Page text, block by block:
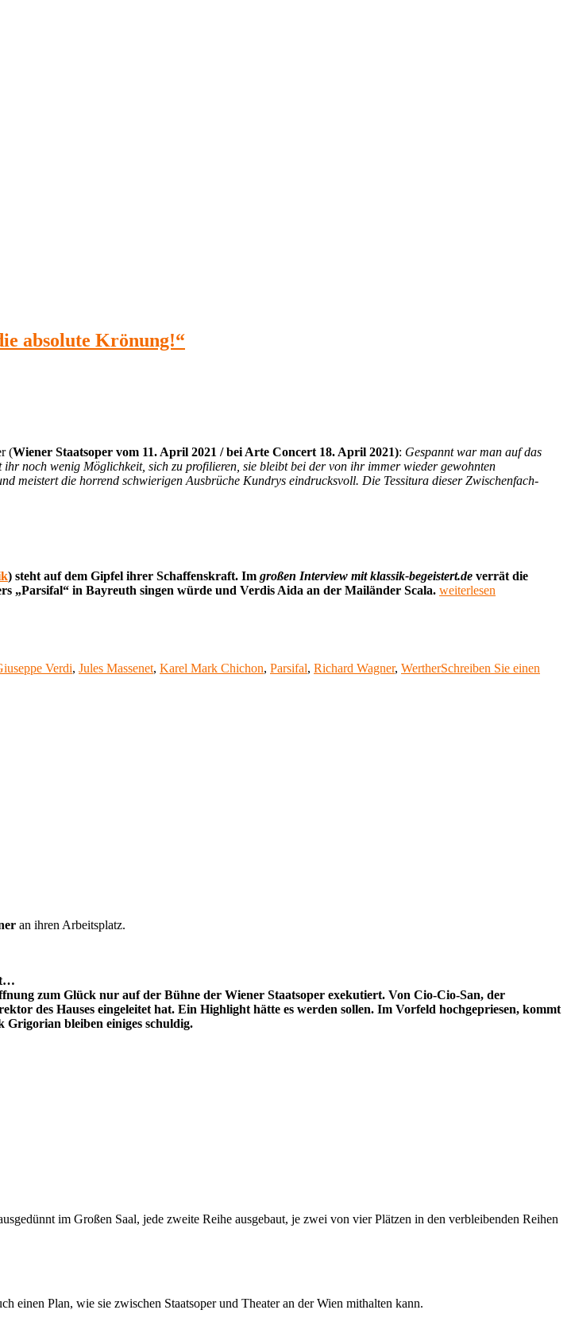
absolute Krönung!“
(Wiener Staatsoper vom 11. April 2021 / bei Arte Concert 18. April 2021): Gespannt war man auf das
noch wenig Möglichkeit, sich zu profilieren, sie bleibt bei der von ihr immer wieder gewohnten
meistert die horrend schwierigen Ausbrüche Kundrys eindrucksvoll. Die Tessitura dieser Zwischenfach-
) steht auf dem Gipfel ihrer Schaffenskraft. Im großen Interview mit klassik-begeistert.de verrät die
„Parsifal“ in Bayreuth singen würde und Verdis Aida an der Mailänder Scala. „Interview
Garanča,
Mezzosopran“
weiterlesen
Verdi, Jules Massenet, Karel Mark Chichon, Parsifal, Richard Wagner, WertherSchreiben Sie einen
an ihren Arbeitsplatz.
zum Glück nur auf der Bühne der Wiener Staatsoper exekutiert. Von Cio-Cio-San, der
des Hauses eingeleitet hat. Ein Highlight hätte es werden sollen. Im Vorfeld hochgepriesen, kommt
Grigorian bleiben einiges schuldig.
im Großen Saal, jede zweite Reihe ausgebaut, je zwei von vier Plätzen in den verbleibenden Reihen
einen Plan, wie sie zwischen Staatsoper und Theater an der Wien mithalten kann.